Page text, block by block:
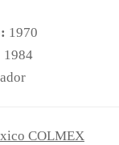
1970
1984
COLMEX